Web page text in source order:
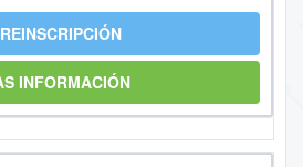
INFORMACIÓN